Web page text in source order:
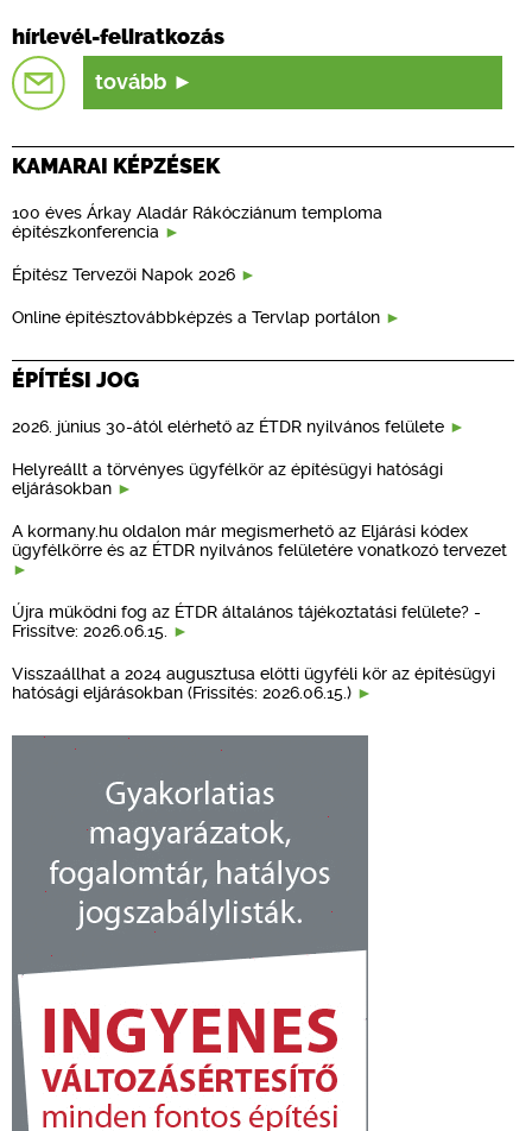
hírlevél-feliratkozás
tovább
KAMARAI KÉPZÉSEK
100 éves Árkay Aladár Rákócziánum temploma
építészkonferencia
Építész Tervezői Napok 2026
Online építésztovábbképzés a Tervlap portálon
ÉPÍTÉSI JOG
2026. június 30-ától elérhető az ÉTDR nyilvános felülete
Helyreállt a törvényes ügyfélkör az építésügyi hatósági
eljárásokban
A kormany.hu oldalon már megismerhető az Eljárási kódex
ügyfélkörre és az ÉTDR nyilvános felületére vonatkozó tervezet
Újra működni fog az ÉTDR általános tájékoztatási felülete? -
Frissítve: 2026.06.15.
Visszaállhat a 2024 augusztusa előtti ügyféli kör az építésügyi
hatósági eljárásokban (Frissítés: 2026.06.15.)